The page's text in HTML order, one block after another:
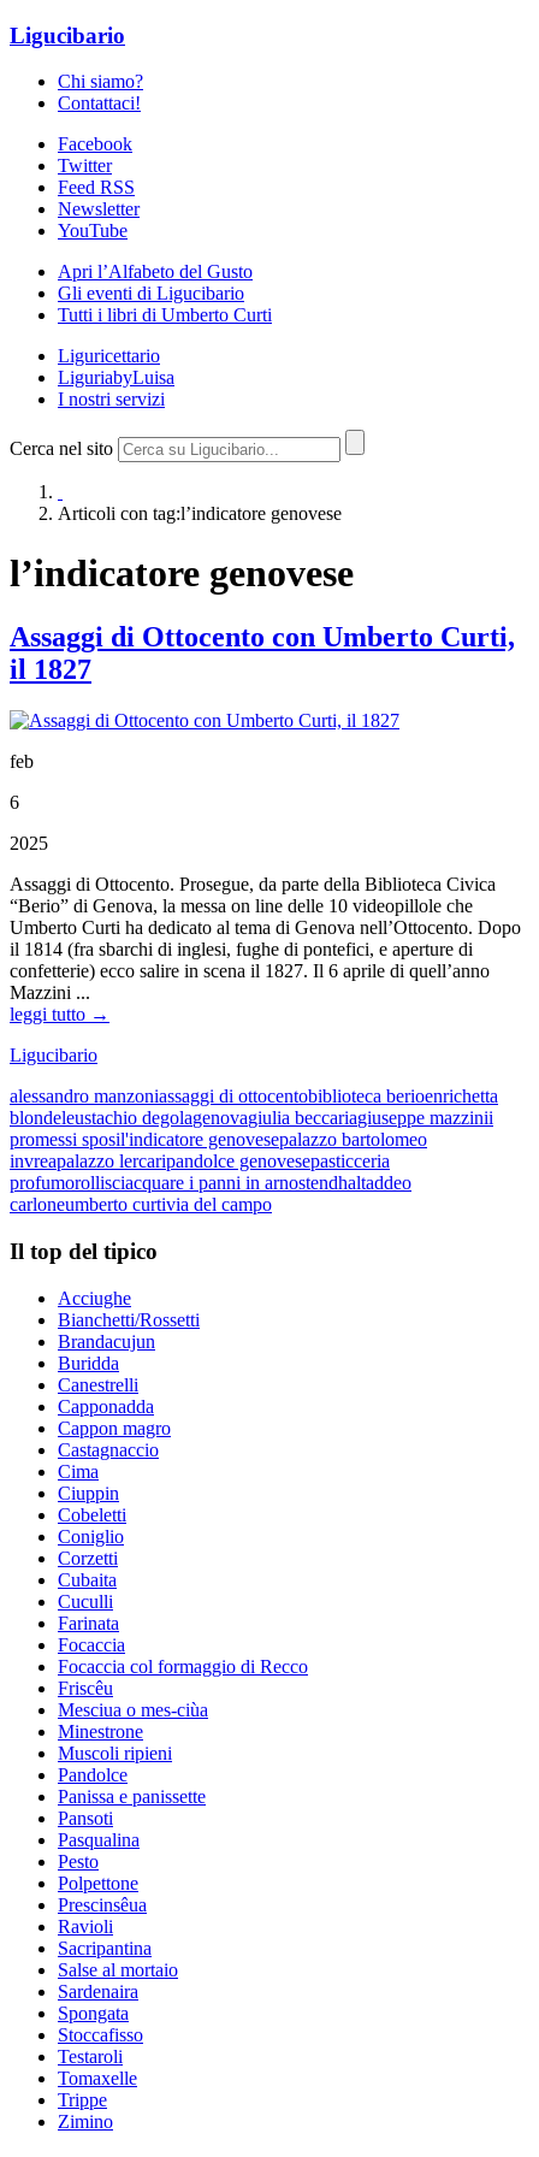
Ligucibario
Chi siamo?
Contattaci!
Facebook
Twitter
Feed RSS
Newsletter
YouTube
Apri l’Alfabeto del Gusto
Gli eventi di Ligucibario
Tutti i libri di Umberto Curti
Liguricettario
LiguriabyLuisa
I nostri servizi
Cerca nel sito
Articoli con tag:l’indicatore genovese
l’indicatore genovese
Assaggi di Ottocento con Umberto Curti,
il 1827
feb
6
2025
Assaggi di Ottocento. Prosegue, da parte della Biblioteca Civica
“Berio” di Genova, la messa on line delle 10 videopillole che
Umberto Curti ha dedicato al tema di Genova nell’Ottocento. Dopo
il 1814 (fra sbarchi di inglesi, fughe di pontefici, e aperture di
confetterie) ecco salire in scena il 1827. Il 6 aprile di quell’anno
Mazzini ...
leggi tutto →
Ligucibario
alessandro manzoniassaggi di ottocentobiblioteca berioenrichetta
blondeleustachio degolagenovagiulia beccariagiuseppe mazzinii
promessi sposil'indicatore genovesepalazzo bartolomeo
invreapalazzo lercaripandolce genovesepasticceria
profumorollisciacquare i panni in arnostendhaltaddeo
carloneumberto curtivia del campo
Il top del tipico
Acciughe
Bianchetti/Rossetti
Brandacujun
Buridda
Canestrelli
Capponadda
Cappon magro
Castagnaccio
Cima
Ciuppin
Cobeletti
Coniglio
Corzetti
Cubaita
Cuculli
Farinata
Focaccia
Focaccia col formaggio di Recco
Friscêu
Mesciua o mes-ciùa
Minestrone
Muscoli ripieni
Pandolce
Panissa e panissette
Pansoti
Pasqualina
Pesto
Polpettone
Prescinsêua
Ravioli
Sacripantina
Salse al mortaio
Sardenaira
Spongata
Stoccafisso
Testaroli
Tomaxelle
Trippe
Zimino